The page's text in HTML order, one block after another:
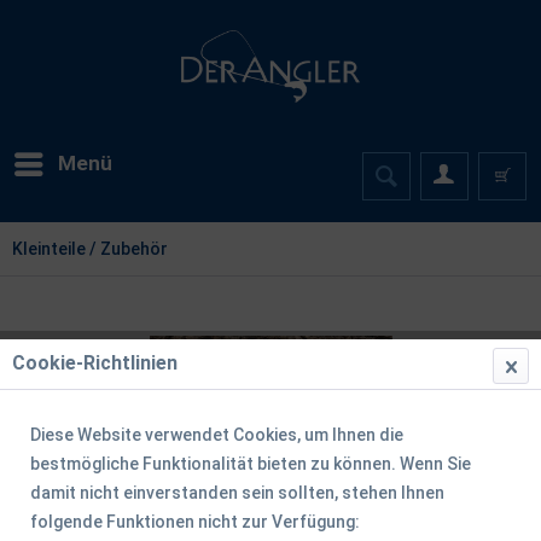
Menü
Kleinteile / Zubehör
Cookie-Richtlinien
Diese Website verwendet Cookies, um Ihnen die
bestmögliche Funktionalität bieten zu können. Wenn Sie
damit nicht einverstanden sein sollten, stehen Ihnen
folgende Funktionen nicht zur Verfügung: